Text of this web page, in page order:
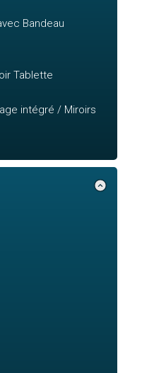
Bandeau
Tablette
intégré / Miroirs